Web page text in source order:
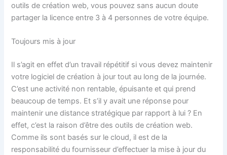
outils de création web, vous pouvez sans aucun doute
partager la licence entre 3 à 4 personnes de votre équipe.
Toujours mis à jour
Il s’agit en effet d’un travail répétitif si vous devez maintenir
votre logiciel de création à jour tout au long de la journée.
C’est une activité non rentable, épuisante et qui prend
beaucoup de temps. Et s’il y avait une réponse pour
maintenir une distance stratégique par rapport à lui ? En
effet, c’est la raison d’être des outils de création web.
Comme ils sont basés sur le cloud, il est de la
responsabilité du fournisseur d’effectuer la mise à jour du